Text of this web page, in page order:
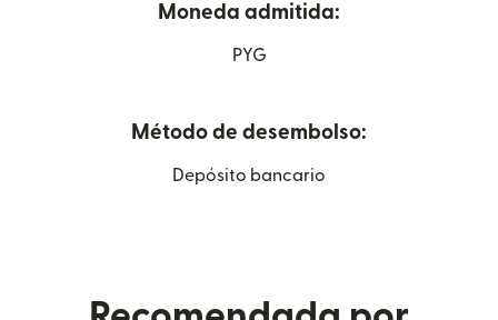
Moneda admitida:
PYG
Método de desembolso:
Depósito bancario